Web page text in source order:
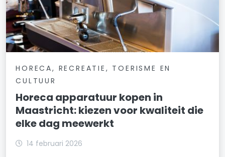
HORECA, RECREATIE, TOERISME EN
CULTUUR
Horeca apparatuur kopen in
Maastricht: kiezen voor kwaliteit die
elke dag meewerkt
14 februari 2026